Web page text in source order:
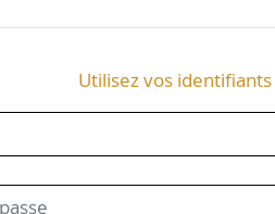
Utilisez vos identifiants